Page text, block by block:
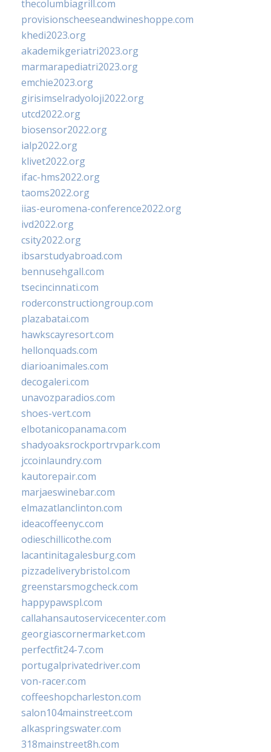
thecolumbiagrill.com
provisionscheeseandwineshoppe.com
khedi2023.org
akademikgeriatri2023.org
marmarapediatri2023.org
emchie2023.org
girisimselradyoloji2022.org
utcd2022.org
biosensor2022.org
ialp2022.org
klivet2022.org
ifac-hms2022.org
taoms2022.org
iias-euromena-conference2022.org
ivd2022.org
csity2022.org
ibsarstudyabroad.com
bennusehgall.com
tsecincinnati.com
roderconstructiongroup.com
plazabatai.com
hawkscayresort.com
hellonquads.com
diarioanimales.com
decogaleri.com
unavozparadios.com
shoes-vert.com
elbotanicopanama.com
shadyoaksrockportrvpark.com
jccoinlaundry.com
kautorepair.com
marjaeswinebar.com
elmazatlanclinton.com
ideacoffeenyc.com
odieschillicothe.com
lacantinitagalesburg.com
pizzadeliverybristol.com
greenstarsmogcheck.com
happypawspl.com
callahansautoservicecenter.com
georgiascornermarket.com
perfectfit24-7.com
portugalprivatedriver.com
von-racer.com
coffeeshopcharleston.com
salon104mainstreet.com
alkaspringswater.com
318mainstreet8h.com